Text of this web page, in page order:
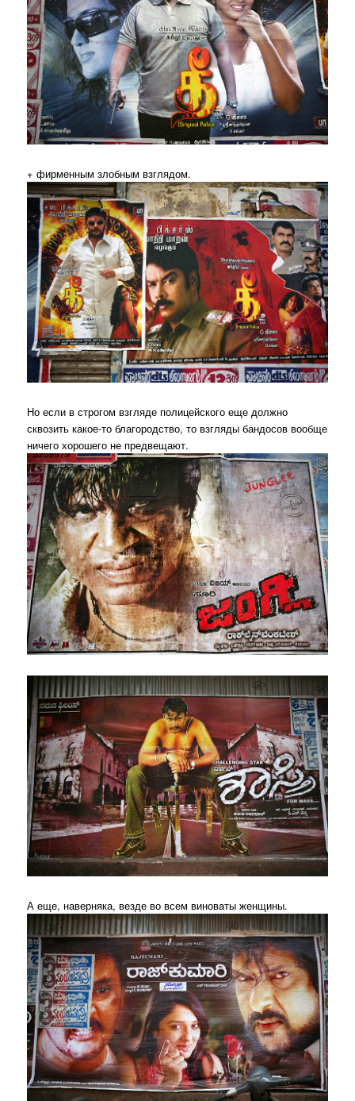
+ фирменным злобным взглядом.
Но если в строгом взгляде полицейского еще должно
сквозить какое-то благородство, то взгляды бандосов вообще
ничего хорошего не предвещают.
А еще, наверняка, везде во всем виноваты женщины.